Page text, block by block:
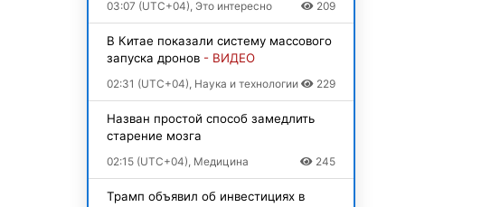
03:07 (UTC+04), Это интересно 209
В Китае показали систему массового
запуска дронов - ВИДЕО
02:31 (UTC+04), Наука и технологии 229
Назван простой способ замедлить
старение мозга
02:15 (UTC+04), Медицина 245
Трамп объявил об инвестициях в